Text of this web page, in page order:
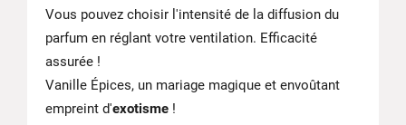
Vous pouvez choisir l'intensité de la diffusion du
parfum en réglant votre ventilation. Efficacité
assurée !
Vanille Épices, un mariage magique et envoûtant
empreint d'exotisme !